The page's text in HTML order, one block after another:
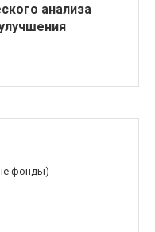
анализа
фонды)